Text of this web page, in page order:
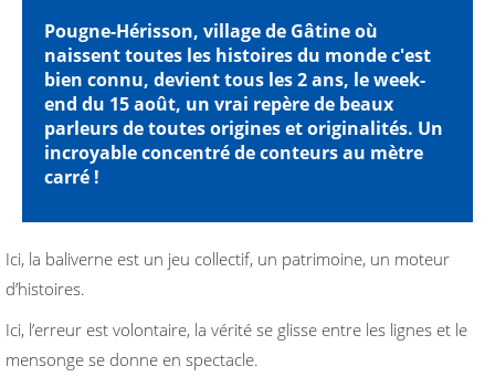
Pougne-Hérisson, village de Gâtine où
naissent toutes les histoires du monde c'est
bien connu, devient tous les 2 ans, le week-
end du 15 août, un vrai repère de beaux
parleurs de toutes origines et originalités. Un
incroyable concentré de conteurs au mètre
carré !
Ici, la baliverne est un jeu collectif, un patrimoine, un moteur
d’histoires.
Ici, l’erreur est volontaire, la vérité se glisse entre les lignes et le
mensonge se donne en spectacle.